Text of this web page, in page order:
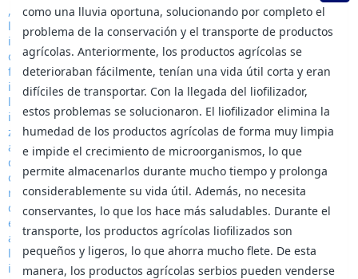
como una lluvia oportuna, solucionando por completo el
problema de la conservación y el transporte de productos
agrícolas. Anteriormente, los productos agrícolas se
deterioraban fácilmente, tenían una vida útil corta y eran
difíciles de transportar. Con la llegada del liofilizador,
estos problemas se solucionaron. El liofilizador elimina la
humedad de los productos agrícolas de forma muy limpia
e impide el crecimiento de microorganismos, lo que
permite almacenarlos durante mucho tiempo y prolonga
considerablemente su vida útil. Además, no necesita
conservantes, lo que los hace más saludables. Durante el
transporte, los productos agrícolas liofilizados son
pequeños y ligeros, lo que ahorra mucho flete. De esta
manera, los productos agrícolas serbios pueden venderse